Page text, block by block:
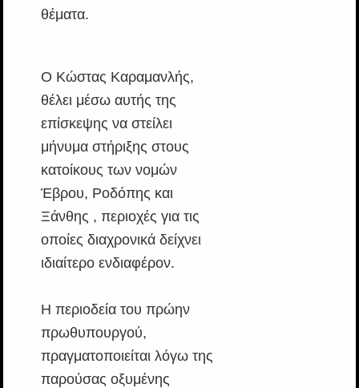
θέματα.
Ο Κώστας Καραμανλής,
θέλει μέσω αυτής της
επίσκεψης να στείλει
μήνυμα στήριξης στους
κατοίκους των νομών
Έβρου, Ροδόπης και
Ξάνθης , περιοχές για τις
οποίες διαχρονικά δείχνει
ιδιαίτερο ενδιαφέρον.
Η περιοδεία του πρώην
πρωθυπουργού,
πραγματοποιείται λόγω της
παρούσας οξυμένης